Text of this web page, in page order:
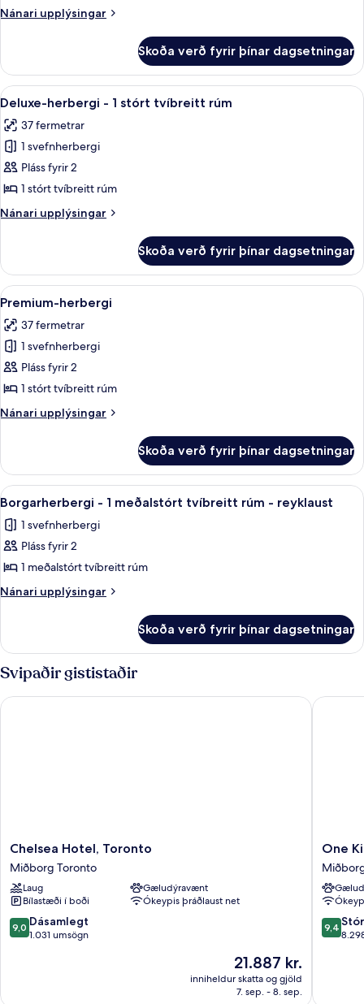
Nánari upplýsingar
Nánari
Room
with
City
Skoða verð fyrir þínar dagsetningar
Skoða
allar
myndir
fyrir
Deluxe-
herbergi
-
1
tvíbreitt
rúm
1 svefnherbergi, ofnæmisprófaður
6
Deluxe-herbergi - 1 stórt tvíbreitt rúm
37 fermetrar
1 svefnherbergi
Pláss fyrir 2
1 stórt tvíbreitt rúm
Nánari upplýsingar
Nánari
herbergi
1
tvíbreitt
rúm
Skoða verð fyrir þínar dagsetningar
Skoða
allar
myndir
fyrir
Premium-
herbergi
1 svefnherbergi, ofnæmisprófaður
6
Premium-herbergi
37 fermetrar
1 svefnherbergi
Pláss fyrir 2
1 stórt tvíbreitt rúm
Nánari upplýsingar
Nánari
herbergi
Skoða verð fyrir þínar dagsetningar
Skoða
allar
myndir
fyrir
Borgarherbergi
-
tvíbreitt
-
reyklaust
Borgarherbergi - 1 meðalstórt
1
Borgarherbergi - 1 meðalstórt tvíbreitt rúm - reyklaust
1 svefnherbergi
Pláss fyrir 2
1 meðalstórt tvíbreitt rúm
Nánari upplýsingar
Nánari
-
1
meðalstórt
tvíbreitt
rúm
Skoða verð fyrir þínar dagsetningar
Svipaðir gististaðir
Chelsea
Hotel,
Toronto
Miðborg
Toronto
Chelsea Hotel, Toronto
Miðborg Toronto
Laug
Gæludýravænt
Bílastæði í boði
Ókeypis þráðlaust net
9.0
af
9,0 Dásamlegt
1.031 umsögn
Verðið
er
21.887 kr.
21.887 kr.
inniheldur skatta og gjöld
7. sep. - 8. sep.
Chelsea Hotel, Toronto
One
King
West
Hotel
&
One
9.4
af
9,4
One